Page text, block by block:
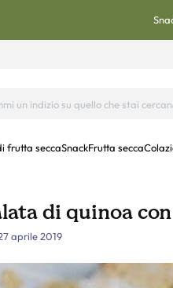
frutta seccaSnackFrutta secca
di quinoa
aprile 2019